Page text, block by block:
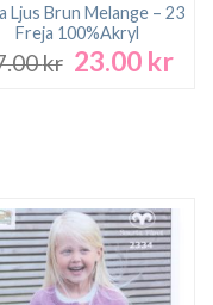
Ljus Brun Melange – 23
Freja 100%Akryl
kr Det
23.00 krDet